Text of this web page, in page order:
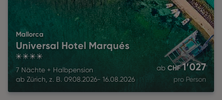
Mallorca
Universal Hotel Marqués
7 Nächte + Halbpension
ab Zürich z. B. 09.08.2026- 16.08.2026
ab CHF1’027
pro Person